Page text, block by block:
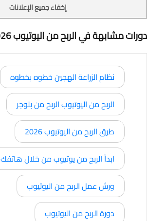
إخفاء جميع الإعلانات
دورات مشابهة في الربح من اليوتيوب 2026 بخطوات
نظام الزراعة الهجين خطوه بخطوه
الربح من اليوتيوب الربح من بلوجر
طرق الربح من اليوتيوب 2026
ابدأ الربح من يوتيوب من خلال هاتفك
ورش عمل الربح من اليوتيوب
دورة الربح من اليوتيوب